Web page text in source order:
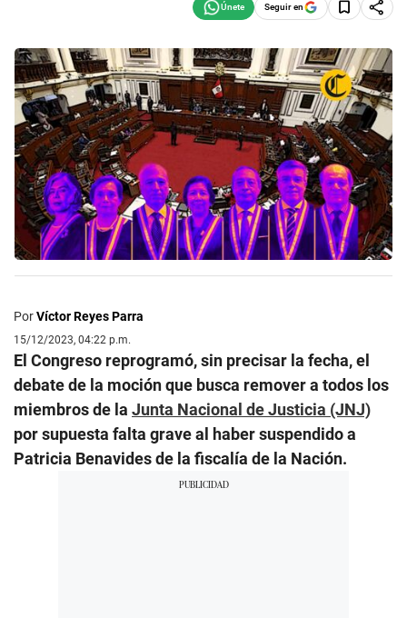
Seguir en
PorVíctor Reyes Parra
15/12/2023, 04:22 p.m.
El Congreso reprogramó, sin precisar la fecha, el
debate de la moción que busca remover a todos los
miembros de la Junta Nacional de Justicia (JNJ)
por supuesta falta grave al haber suspendido a
Patricia Benavides de la fiscalía de la Nación.